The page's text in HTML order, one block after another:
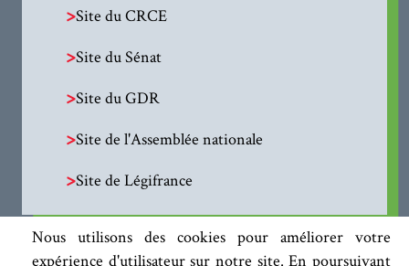
Nous utilisons des cookies pour améliorer votre
expérience d'utilisateur sur notre site. En poursuivant
>Site du CRCE
>Site du Sénat
>Site du GDR
>Site de l'Assemblée nationale
>Site de Légifrance